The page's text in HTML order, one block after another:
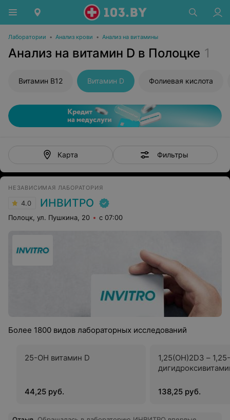
Лаборатории • Анализ крови • Анализ на витамины
Анализ на витамин D в Полоцке 1
Витамин В12 Витамин D Фолиевая кислота
Карта Фильтры
НЕЗАВИСИМАЯ ЛАБОРАТОРИЯ
4.0 ИНВИТРО
Полоцк, ул. Пушкина, 20 с 07:00
Более 1800 видов лабораторных исследований
25-ОН витамин D
44,25 руб.
1,25(OH)2D3 – 1,25-
138,25 руб.